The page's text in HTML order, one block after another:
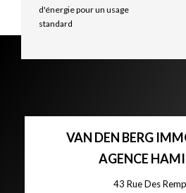
d'énergie pour un usage
standard
VAN DEN BERG
AGENCE
43 Rue Des